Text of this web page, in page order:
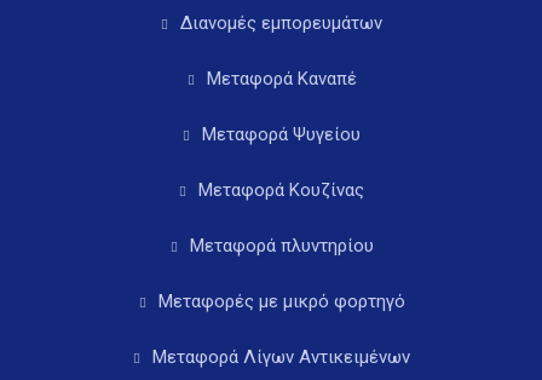
Διανομές εμπορευμάτων
Μεταφορά Καναπέ
Μεταφορά Ψυγείου
Μεταφορά Κουζίνας
Μεταφορά πλυντηρίου
Μεταφορές με μικρό φορτηγό
Μεταφορά Λίγων Αντικειμένων